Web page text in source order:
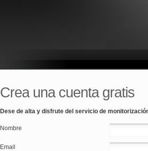
Crea una cuenta gratis
Dese de alta y disfrute del servicio de
Nombre
Email